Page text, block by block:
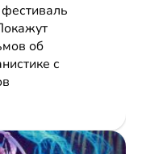
об
с